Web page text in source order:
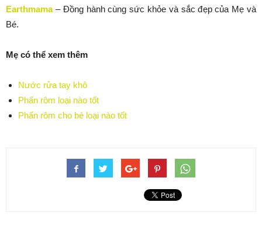
Earthmama– Đồng hành cùng sức khỏe và sắc đẹp của Mẹ và
Bé.
Mẹ có thể xem thêm
Nước rửa tay khô
Phấn rôm loại nào tốt
Phấn rôm cho bé loại nào tốt